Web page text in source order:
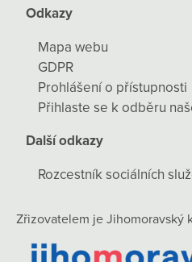
Odkazy
Mapa webu
GDPR
Prohlášení o přístupnosti
Přihlaste se k odběru
Další odkazy
Rozcestník sociálních
Zřizovatelem je Jihomoravský